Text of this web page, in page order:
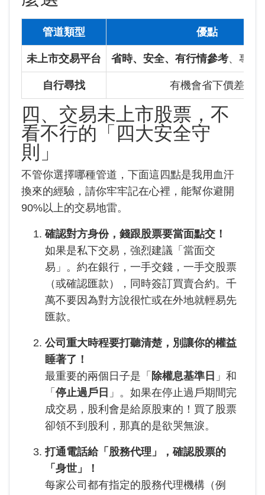
管道類型 優點
未上市交易平台 省時、安全、有行情參考、專人
自行尋找 有機會省下價差
四、交易未上市股票，不
看不行的「四大安全守
則」
不管你選擇哪種管道，下面這四點是我用血汗
換來的經驗，請你牢牢記在心裡，能幫你避開
90%以上的交易地雷。
確認對方身份，錢跟股票要當面點交！
如果是私下交易，強烈建議「當面交
易」。約在銀行，一手交錢，一手交股票
（或確認匯款），同時簽訂買賣合約。千
萬不要因為對方說很忙或在外地就輕易先
匯款。
公司重大時程要打聽清楚，別讓你的權益
睡著了！
最重要的兩個日子是「 除權息基準日 」和
「 停止過戶日 」。如果在停止過戶期間完
成交易，股利會是給原股東的！買了股票
卻領不到股利，那真的是欲哭無淚。
打通電話給「股務代理」，確認股票的
「身世」！
每家公司都有指定的股務代理機構（例